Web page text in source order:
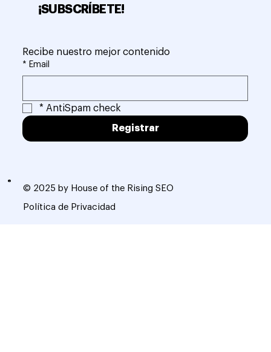
© 2025 by House of the Rising SEO
Política de Privacidad
¡SUBSCRÍBETE!
Recibe nuestro mejor contenido
* Email
* AntiSpam check
Registrar